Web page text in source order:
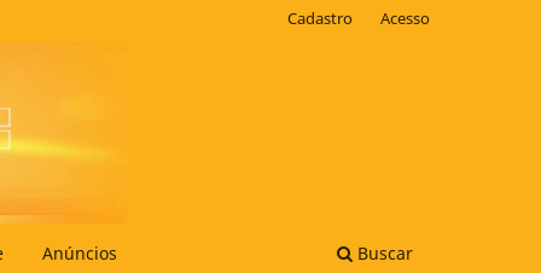
Anúncios Buscar
Cadastro Acesso